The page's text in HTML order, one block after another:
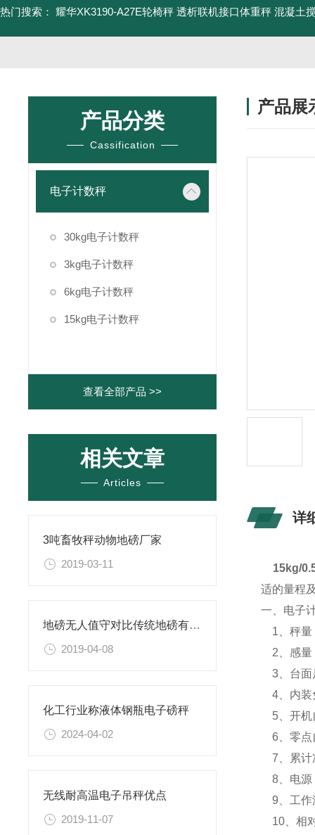
热门搜索： 耀华XK3190-A27E轮椅秤 透析联机接口体重秤 混凝土
产品分类
Cassification
电子计数秤
30kg电子计数秤
3kg电子计数秤
6kg电子计数秤
15kg电子计数秤
查看全部产品 >>
相关文章
Articles
3吨畜牧秤动物地磅厂家
2019-03-11
地磅无人值守对比传统地磅有什么优势
2019-04-08
化工行业称液体钢瓶电子磅秤
2024-04-02
无线耐高温电子吊秤优点
2019-11-07
产品展
详
15kg/
适的量程
一、电子
1、秤量
2、感量
3、台面
4、内装
5、开机
6、零点
7、累计
8、电源
9、工作
10、相